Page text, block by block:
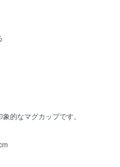
的なマグカップです。